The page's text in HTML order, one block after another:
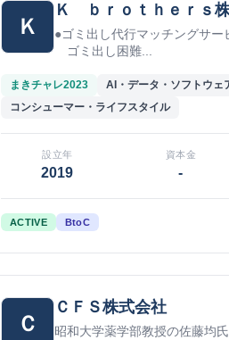
Ｋ
Ｋ ｂｒｏｔｈｅｒｓ
●ゴミ出し代行マッチングサー
ゴミ出し困難...
まきチャレ2023
AI・データ・ソフトウェ
コンシューマー・ライフスタイル
設立年
2019
資本金
-
ACTIVE BtoC
Ｃ
ＣＦＳ株式会社
昭和大学薬学部教授の佐藤均